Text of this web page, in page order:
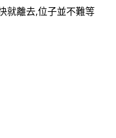
就離去,位子並不難等